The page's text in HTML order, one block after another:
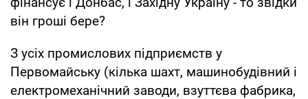
він гроші бере?
З усіх промислових підприємств у
Первомайську (кілька шахт, машинобудівний і
електромеханічний заводи, взуттєва фабрика,